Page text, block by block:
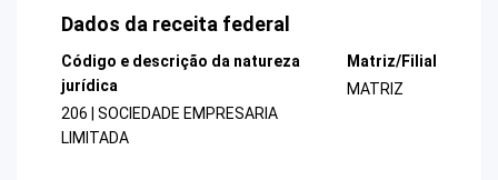
Dados da receita federal
Código e descrição da natureza
jurídica
206 | SOCIEDADE EMPRESARIA
LIMITADA
Matriz/Filial
MATRIZ